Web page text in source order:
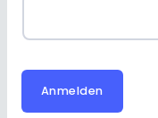
Anmelden